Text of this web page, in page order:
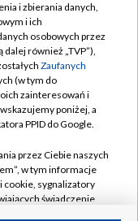
i zbierania danych,
i ich
osobowych przez
dalej również „TVP”),
Zaufanych
(w tym do
zainteresowań i
poniżej, a
PPID do Google.
przez Ciebie naszych
w tym informacje
cookie, sygnalizatory
świadczenie